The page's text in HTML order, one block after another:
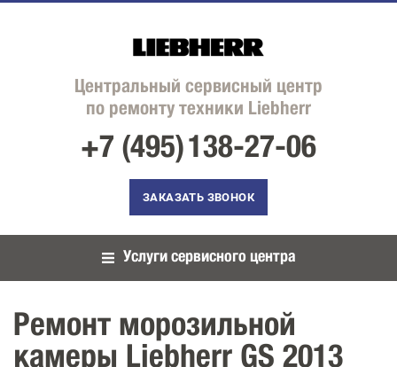
Центральный сервисный центр
по ремонту техники Liebherr
+7 (495)138-27-06
ЗАКАЗАТЬ ЗВОНОК
Услуги сервисного центра
Ремонт морозильной
камеры Liebherr GS 2013